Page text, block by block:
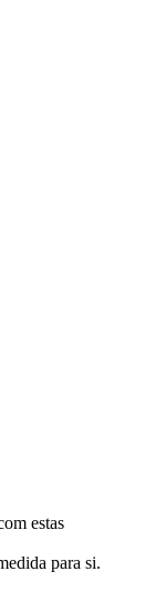
estas
para si.